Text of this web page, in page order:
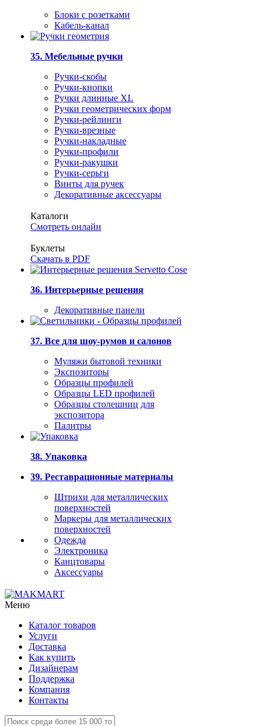
Блоки с розетками
Кабель-канал
35. Мебельные ручки
Ручки-скобы
Ручки-кнопки
Ручки длинные XL
Ручки геометрических форм
Ручки-рейлинги
Ручки-врезные
Ручки-накладные
Ручки-профили
Ручки-ракушки
Ручки-серьги
Винты для ручек
Декоративные аксессуары
Каталоги
Смотреть онлайн
Буклеты
Скачать в PDF
36. Интерьерные решения
Декоративные панели
37. Все для шоу-румов и салонов
Муляжи бытовой техники
Экспозиторы
Образцы профилей
Образцы LED профилей
Образцы столешниц для
экспозитора
Палитры
38. Упаковка
39. Реставрационные материалы
Штрихи для металлических
поверхностей
Маркеры для металлических
поверхностей
Одежда
Электроника
Канцтовары
Аксессуары
Меню
Каталог товаров
Услуги
Доставка
Как купить
Дизайнерам
Поддержка
Компания
Контакты